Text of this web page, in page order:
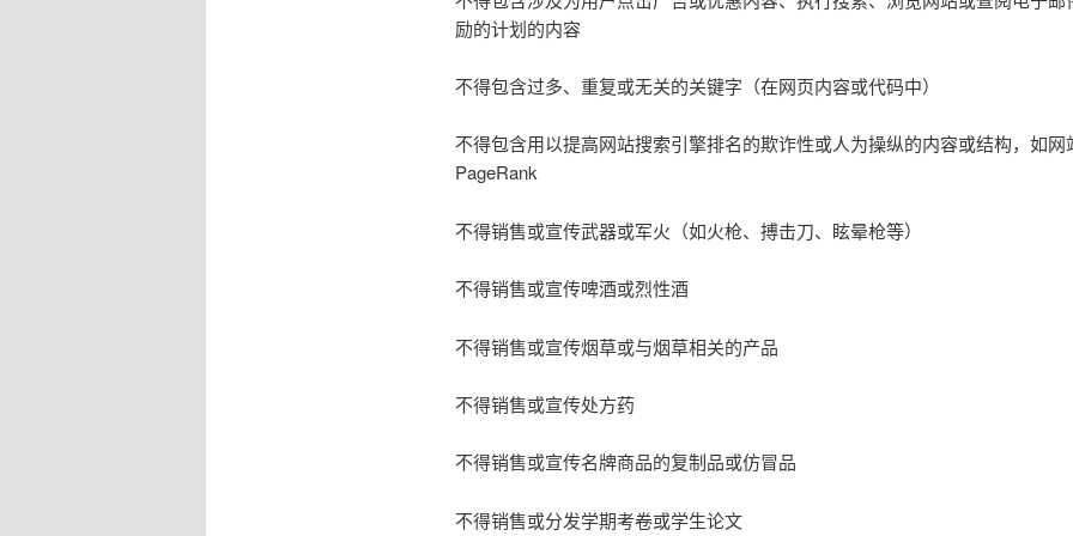
励的计划的内容
不得包含过多、重复或无关的关键字（在网页内容或代码中）
不得包含用以提高网站搜索引擎排名的欺诈性或人为操纵的内容或结构，如网
PageRank
不得销售或宣传武器或军火（如火枪、搏击刀、眩晕枪等）
不得销售或宣传啤酒或烈性酒
不得销售或宣传烟草或与烟草相关的产品
不得销售或宣传处方药
不得销售或宣传名牌商品的复制品或仿冒品
不得销售或分发学期考卷或学生论文